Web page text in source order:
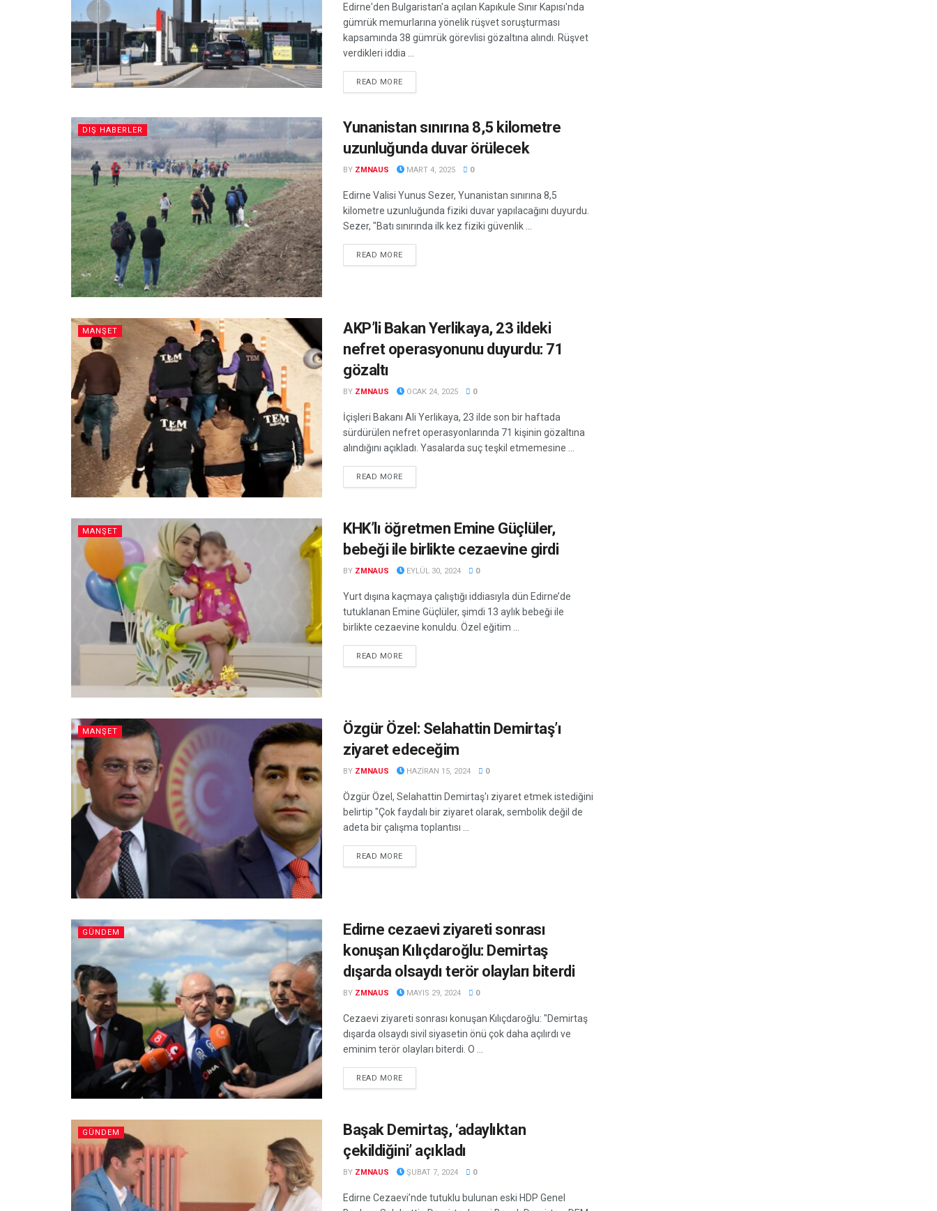
Edirne'den Bulgaristan'a açılan Kapıkule Sınır Kapısı'nda
gümrük memurlarına yönelik rüşvet soruşturması
kapsamında 38 gümrük görevlisi gözaltına alındı. Rüşvet
verdikleri iddia ...
READ MOREDETAILS
DIŞ HABERLER
Yunanistan sınırına 8,5 kilometre
uzunluğunda duvar örülecek
BY ZMNAUS MART 4, 2025 0
Edirne Valisi Yunus Sezer, Yunanistan sınırına 8,5
kilometre uzunluğunda fiziki duvar yapılacağını duyurdu.
Sezer, "Batı sınırında ilk kez fiziki güvenlik ...
READ MOREDETAILS
MANŞET
AKP’li Bakan Yerlikaya, 23 ildeki
nefret operasyonunu duyurdu: 71
gözaltı
BY ZMNAUS OCAK 24, 2025 0
İçişleri Bakanı Ali Yerlikaya, 23 ilde son bir haftada
sürdürülen nefret operasyonlarında 71 kişinin gözaltına
alındığını açıkladı. Yasalarda suç teşkil etmemesine ...
READ MOREDETAILS
MANŞET
KHK’lı öğretmen Emine Güçlüler,
bebeği ile birlikte cezaevine girdi
BY ZMNAUS EYLÜL 30, 2024 0
Yurt dışına kaçmaya çalıştığı iddiasıyla dün Edirne’de
tutuklanan Emine Güçlüler, şimdi 13 aylık bebeği ile
birlikte cezaevine konuldu. Özel eğitim ...
READ MOREDETAILS
MANŞET
Özgür Özel: Selahattin Demirtaş’ı
ziyaret edeceğim
BY ZMNAUS HAZIRAN 15, 2024 0
Özgür Özel, Selahattin Demirtaş'ı ziyaret etmek istediğini
belirtip "Çok faydalı bir ziyaret olarak, sembolik değil de
adeta bir çalışma toplantısı ...
READ MOREDETAILS
GÜNDEM
Edirne cezaevi ziyareti sonrası
konuşan Kılıçdaroğlu: Demirtaş
dışarda olsaydı terör olayları biterdi
BY ZMNAUS MAYIS 29, 2024 0
Cezaevi ziyareti sonrası konuşan Kılıçdaroğlu: "Demirtaş
dışarda olsaydı sivil siyasetin önü çok daha açılırdı ve
eminim terör olayları biterdi. O ...
READ MOREDETAILS
GÜNDEM
Başak Demirtaş, ‘adaylıktan
çekildiğini’ açıkladı
BY ZMNAUS ŞUBAT 7, 2024 0
Edirne Cezaevi’nde tutuklu bulunan eski HDP Genel